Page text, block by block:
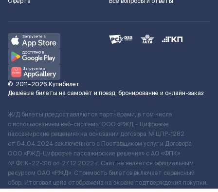
© 2011–2026 Купибилет
Дешёвые билеты на самолёт и поезд, бронирование и онлайн-заказ
Ж/Д билеты предоставляются партнёрами, в том числе
с использованием веб-системы ООО «РЖД – Цифровые
пассажирские решения» на основании договора № ЦПР-1282
от 04.04.2024 заключенного с Поставщиком услуг и Договора
ООО «РЖД-Цифровые пассажирские решения» c АО «ФПК»
№ ФПК-22-316 от 27.12.2022 г. Сайт не является официальным
ресурсом ОАО «РЖД». Стоимость билетов включает сервисный
сбор. Итоговая цена отображена на экране подтверждения покупки.